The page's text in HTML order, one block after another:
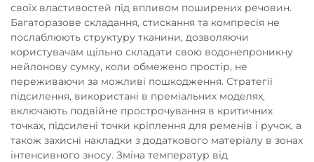
своїх властивостей під впливом поширених речовин.
Багаторазове складання, стискання та компресія не
послаблюють структуру тканини, дозволяючи
користувачам щільно складати свою водонепроникну
нейлонову сумку, коли обмежено простір, не
переживаючи за можливі пошкодження. Стратегії
підсилення, використані в преміальних моделях,
включають подвійне прострочування в критичних
точках, підсилені точки кріплення для ременів і ручок, а
також захисні накладки з додаткового матеріалу в зонах
інтенсивного зносу. Зміна температур від